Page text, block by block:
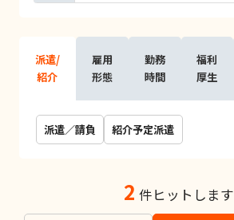
派遣/
紹介
雇用
形態
勤務
時間
福利
厚生
派遣／請負 紹介予定派遣
2 件ヒットします